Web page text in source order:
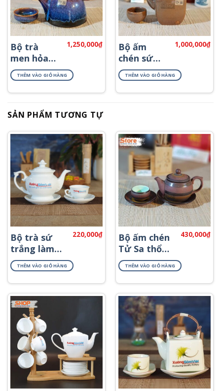
Bộ trà
men hỏa
biến cao
cấp ATC-96
1,250,000₫
THÊM VÀO GIỎ HÀNG
Bộ ấm
chén sứ
cao cấp
đẹp ATC-
95
1,000,000₫
THÊM VÀO GIỎ HÀNG
SẢN PHẨM TƯƠNG TỰ
Bộ trà sứ
trắng làm
quà tặng in
logo AT-21
220,000₫
THÊM VÀO GIỎ HÀNG
Bộ ấm chén
Tử Sa thổ
cẩm ATS-66
430,000₫
THÊM VÀO GIỎ HÀNG